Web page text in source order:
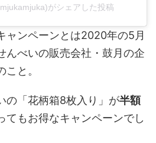
がシェアした投稿
ャンペーンとは2020年の5月
んべいの販売会社・鼓月の企
と。
の「花柄箱8枚入り」が半額
てもお得なキャンペーンでし